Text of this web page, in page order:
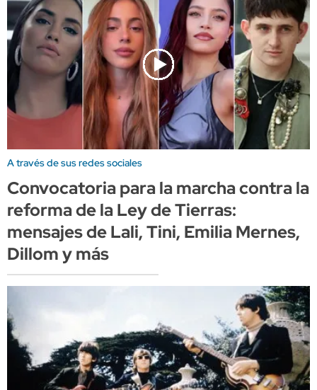
A través de sus redes sociales
Convocatoria para la marcha contra la
reforma de la Ley de Tierras:
mensajes de Lali, Tini, Emilia Mernes,
Dillom y más